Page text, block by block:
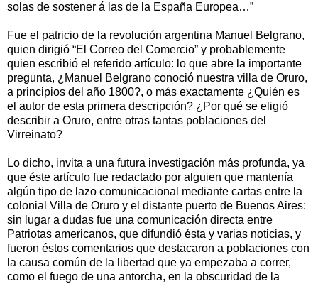
solas de sostener á las de la España Europea…”
Fue el patricio de la revolución argentina Manuel Belgrano,
quien dirigió “El Correo del Comercio” y probablemente
quien escribió el referido artículo: lo que abre la importante
pregunta, ¿Manuel Belgrano conoció nuestra villa de Oruro,
a principios del año 1800?, o más exactamente ¿Quién es
el autor de esta primera descripción? ¿Por qué se eligió
describir a Oruro, entre otras tantas poblaciones del
Virreinato?
Lo dicho, invita a una futura investigación más profunda, ya
que éste artículo fue redactado por alguien que mantenía
algún tipo de lazo comunicacional mediante cartas entre la
colonial Villa de Oruro y el distante puerto de Buenos Aires:
sin lugar a dudas fue una comunicación directa entre
Patriotas americanos, que difundió ésta y varias noticias, y
fueron éstos comentarios que destacaron a poblaciones con
la causa común de la libertad que ya empezaba a correr,
como el fuego de una antorcha, en la obscuridad de la